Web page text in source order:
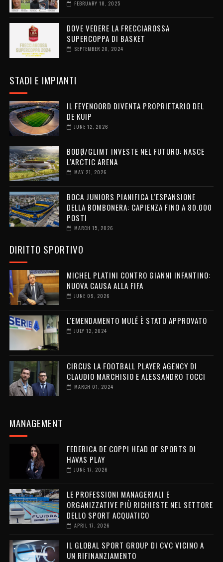
FEBRUARY 18, 2025
DOVE VEDERE LA FRECCIAROSSA
SUPERCOPPA DI BASKET
SEPTEMBER 20, 2024
STADI E IMPIANTI
IL FEYENOORD DIVENTA PROPRIETARIO DEL
DE KUIP
JUNE 12, 2026
BODØ/GLIMT INVESTE NEL FUTURO: NASCE
L’ARCTIC ARENA
MAY 21, 2026
BOCA JUNIORS PIANIFICA L’ESPANSIONE
DELLA BOMBONERA: CAPIENZA FINO A 80.000
POSTI
MARCH 15, 2026
DIRITTO SPORTIVO
MICHEL PLATINI CONTRO GIANNI INFANTINO:
NUOVA CAUSA ALLA FIFA
JUNE 09, 2026
L'EMENDAMENTO MULÉ È STATO APPROVATO
JULY 12, 2024
CIRCUS LA FOOTBALL PLAYER AGENCY DI
CLAUDIO MARCHISIO E ALESSANDRO TOCCI
MARCH 01, 2024
MANAGEMENT
FEDERICA DE COPPI HEAD OF SPORTS DI
HAVAS PLAY
JUNE 17, 2026
LE PROFESSIONI MANAGERIALI E
ORGANIZZATIVE PIÙ RICHIESTE NEL SETTORE
DELLO SPORT ACQUATICO
APRIL 17, 2026
IL GLOBAL SPORT GROUP DI CVC VICINO A
UN RIFINANZIAMENTO